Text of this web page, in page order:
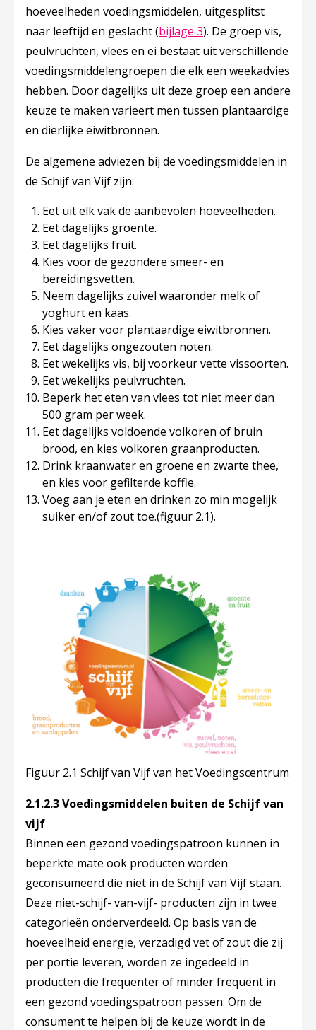
hoeveelheden voedingsmiddelen, uitgesplitst
naar leeftijd en geslacht (bijlage 3). De groep vis,
peulvruchten, vlees en ei bestaat uit verschillende
voedingsmiddelengroepen die elk een weekadvies
hebben. Door dagelijks uit deze groep een andere
keuze te maken varieert men tussen plantaardige
en dierlijke eiwitbronnen.
De algemene adviezen bij de voedingsmiddelen in
de Schijf van Vijf zijn:
Eet uit elk vak de aanbevolen hoeveelheden.
Eet dagelijks groente.
Eet dagelijks fruit.
Kies voor de gezondere smeer- en
bereidingsvetten.
Neem dagelijks zuivel waaronder melk of
yoghurt en kaas.
Kies vaker voor plantaardige eiwitbronnen.
Eet dagelijks ongezouten noten.
Eet wekelijks vis, bij voorkeur vette vissoorten.
Eet wekelijks peulvruchten.
Beperk het eten van vlees tot niet meer dan
500 gram per week.
Eet dagelijks voldoende volkoren of bruin
brood, en kies volkoren graanproducten.
Drink kraanwater en groene en zwarte thee,
en kies voor gefilterde koffie.
Voeg aan je eten en drinken zo min mogelijk
suiker en/of zout toe.(figuur 2.1).
Figuur 2.1 Schijf van Vijf van het Voedingscentrum
2.1.2.3 Voedingsmiddelen buiten de Schijf van
vijf
Binnen een gezond voedingspatroon kunnen in
beperkte mate ook producten worden
geconsumeerd die niet in de Schijf van Vijf staan.
Deze niet-schijf- van-vijf- producten zijn in twee
categorieën onderverdeeld. Op basis van de
hoeveelheid energie, verzadigd vet of zout die zij
per portie leveren, worden ze ingedeeld in
producten die frequenter of minder frequent in
een gezond voedingspatroon passen. Om de
consument te helpen bij de keuze wordt in de